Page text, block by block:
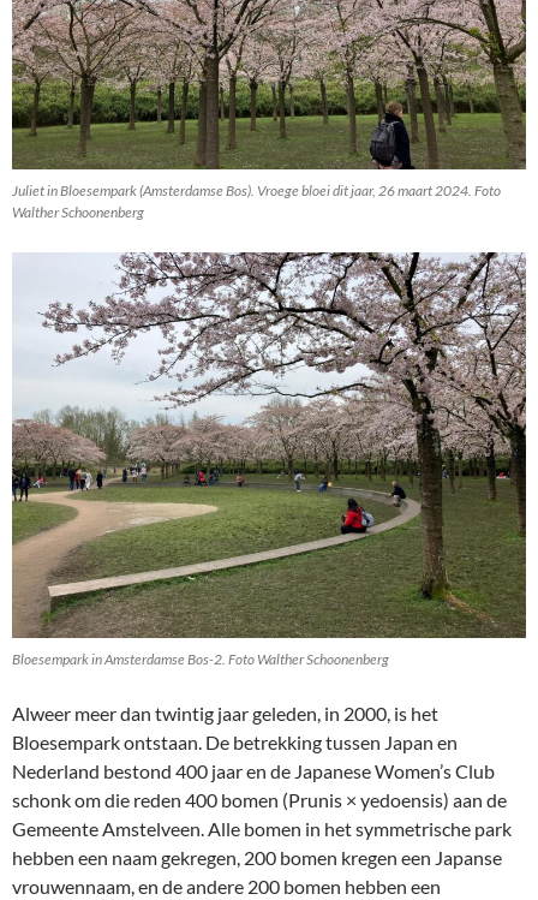
Juliet in Bloesempark (Amsterdamse Bos). Vroege bloei dit jaar, 26 maart 2024. Foto
Walther Schoonenberg
Bloesempark in Amsterdamse Bos-2. Foto Walther Schoonenberg
Alweer meer dan twintig jaar geleden, in 2000, is het
Bloesempark ontstaan. De betrekking tussen Japan en
Nederland bestond 400 jaar en de Japanese Women’s Club
schonk om die reden 400 bomen (Prunis × yedoensis) aan de
Gemeente Amstelveen. Alle bomen in het symmetrische park
hebben een naam gekregen, 200 bomen kregen een Japanse
vrouwennaam, en de andere 200 bomen hebben een